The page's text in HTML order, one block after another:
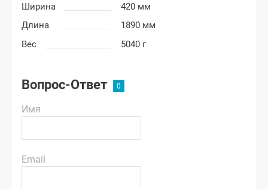
Ширина
420 мм
Длина
1890 мм
Вес
5040 г
Вопрос-Ответ
Имя
Email